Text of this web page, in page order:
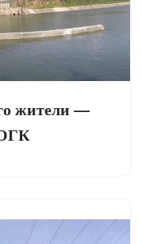
жители —